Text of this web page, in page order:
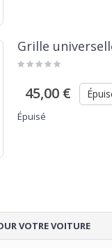
Grille
45,00 €
Épuisé
VOTRE VOITURE